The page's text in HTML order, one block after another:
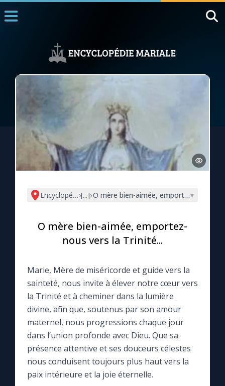
1000 Raisons de Croire
L'actualité de la semaine
La chaîne Youtube
La newsletter
La vidéo de la semaine
Le magazine
Le site internet
Questions-réponses
Prier au quotidien
Encyclopédie mariale
›[...]›O mère bien-aimée, emportez-nous
▾
O mère bien-aimée, emportez-
nous vers la Trinité...
Marie, Mère de miséricorde et guide vers la
sainteté, nous invite à élever notre cœur vers
la Trinité et à cheminer dans la lumière
divine, afin que, soutenus par son amour
maternel, nous progressions chaque jour
dans l’union profonde avec Dieu. Que sa
présence attentive et ses douceurs célestes
nous conduisent toujours plus haut vers la
paix intérieure et la joie éternelle.